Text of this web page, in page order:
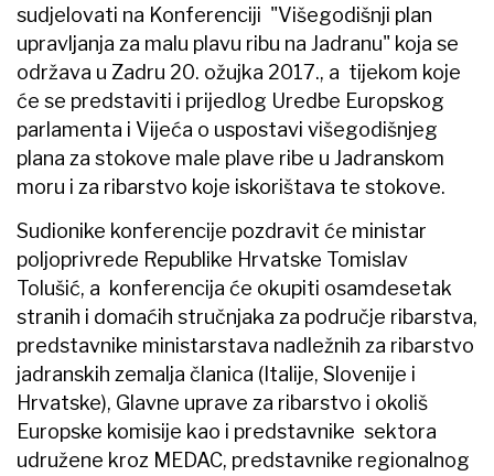
sudjelovati na Konferenciji "Višegodišnji plan
upravljanja za malu plavu ribu na Jadranu" koja se
održava u Zadru 20. ožujka 2017., a tijekom koje
će se predstaviti i prijedlog Uredbe Europskog
parlamenta i Vijeća o uspostavi višegodišnjeg
plana za stokove male plave ribe u Jadranskom
moru i za ribarstvo koje iskorištava te stokove.
Sudionike konferencije pozdravit će ministar
poljoprivrede Republike Hrvatske Tomislav
Tolušić, a konferencija će okupiti osamdesetak
stranih i domaćih stručnjaka za područje ribarstva,
predstavnike ministarstava nadležnih za ribarstvo
jadranskih zemalja članica (Italije, Slovenije i
Hrvatske), Glavne uprave za ribarstvo i okoliš
Europske komisije kao i predstavnike sektora
udružene kroz MEDAC, predstavnike regionalnog